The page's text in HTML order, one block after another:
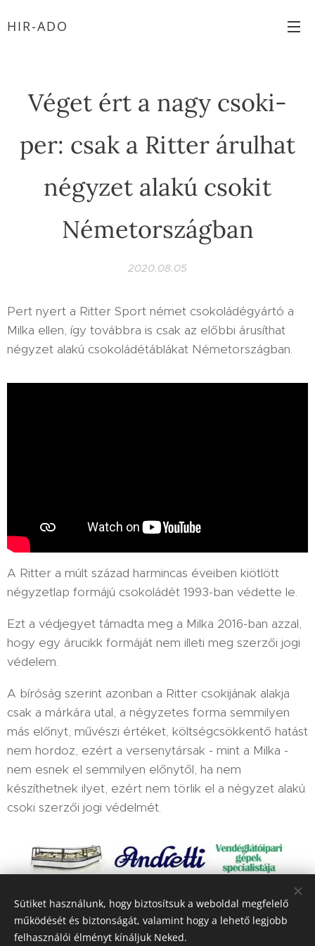
HIR-ADO
Véget ért a nagy csoki-
per: csak a Ritter árulhat
négyzet alakú csokit
Németországban
2020.08.05
Pert nyert a Ritter Sport német csokoládégyártó a
Milka ellen, így továbbra is csak az előbbi árusíthat
négyzet alakú csokoládétáblákat Németországban.
A Ritter a múlt század harmincas éveiben kiötlött
négyzetlap formájú csokoládét 1993-ban védette le.
Ezt a védjegyet támadta meg a Milka 2016-ban azzal,
hogy egy árucikk formáját nem illeti meg szerzői jogi
védelem.
A bíróság szerint azonban a Ritter csokijának alakja
csak a márkára utal, a négyzetes forma semmilyen
más előnyt, művészi értéket, költségcsökkentő hatást
nem hordoz, ezért a versenytársak - mint a Milka -
nem esnek el semmilyen előnytől, ha nem
készíthetnek ilyet, ezért nem törlik el a négyzet alakú
csoki szerzői jogi védelmét.
Share
Sütiket használunk, hogy biztosítsuk a weboldal megfelelő
működését és biztonságát, valamint hogy a lehető legjobb
felhasználói élményt kínáljuk Neked.